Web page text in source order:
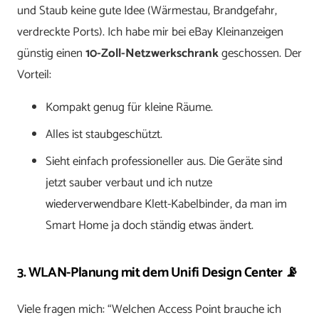
und Staub keine gute Idee (Wärmestau, Brandgefahr,
verdreckte Ports). Ich habe mir bei eBay Kleinanzeigen
günstig einen10-Zoll-Netzwerkschrankgeschossen. Der
Vorteil:
Kompakt genug für kleine Räume.
Alles ist staubgeschützt.
Sieht einfach professioneller aus. Die Geräte sind
jetzt sauber verbaut und ich nutze
wiederverwendbare Klett-Kabelbinder, da man im
Smart Home ja doch ständig etwas ändert.
3. WLAN-Planung mit dem Unifi Design Center 📡
Viele fragen mich: “Welchen Access Point brauche ich